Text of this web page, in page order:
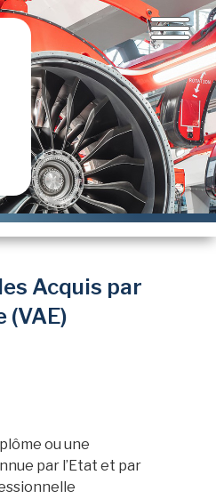
Acquis par
(VAE)
ou une
par l’Etat et par